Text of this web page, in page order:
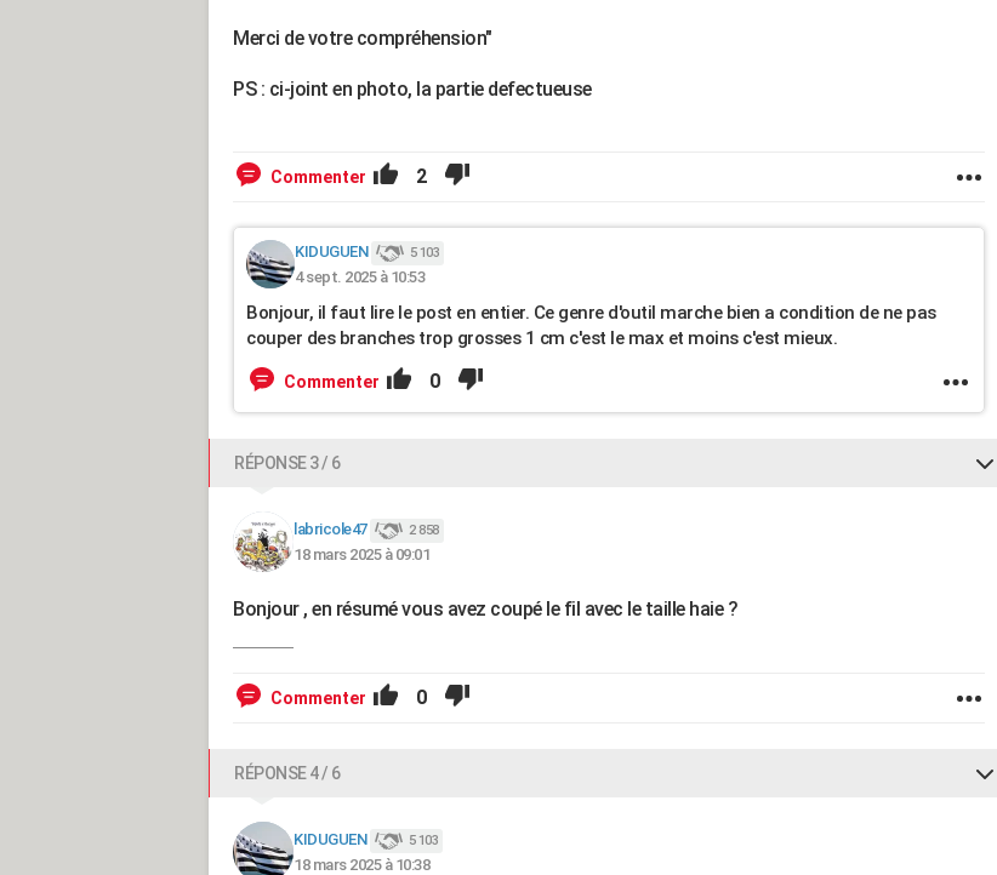
Merci de votre compréhension"
PS : ci-joint en photo, la partie defectueuse
Commenter 2
KIDUGUEN 5 103
4 sept. 2025 à 10:53
Bonjour, il faut lire le post en entier. Ce genre d'outil marche bien a condition de ne pas
couper des branches trop grosses 1 cm c'est le max et moins c'est mieux.
Commenter 0
RÉPONSE 3 / 6
labricole47 2 858
18 mars 2025 à 09:01
Bonjour , en résumé vous avez coupé le fil avec le taille haie ?
Commenter 0
RÉPONSE 4 / 6
KIDUGUEN 5 103
18 mars 2025 à 10:38